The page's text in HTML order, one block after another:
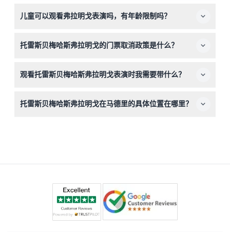
位置。
儿童可以观看弗拉明戈表演吗，有年龄限制吗？
托雷斯贝梅哈斯弗拉明戈的门票取消政策是什么？
间。
观看托雷斯贝梅哈斯弗拉明戈表演时我需要带什么？
到场以便找到座位，感受受阿尔罕布拉宫启发的美丽环境。
托雷斯贝梅哈斯弗拉明戈在马德里的具体位置在哪里？